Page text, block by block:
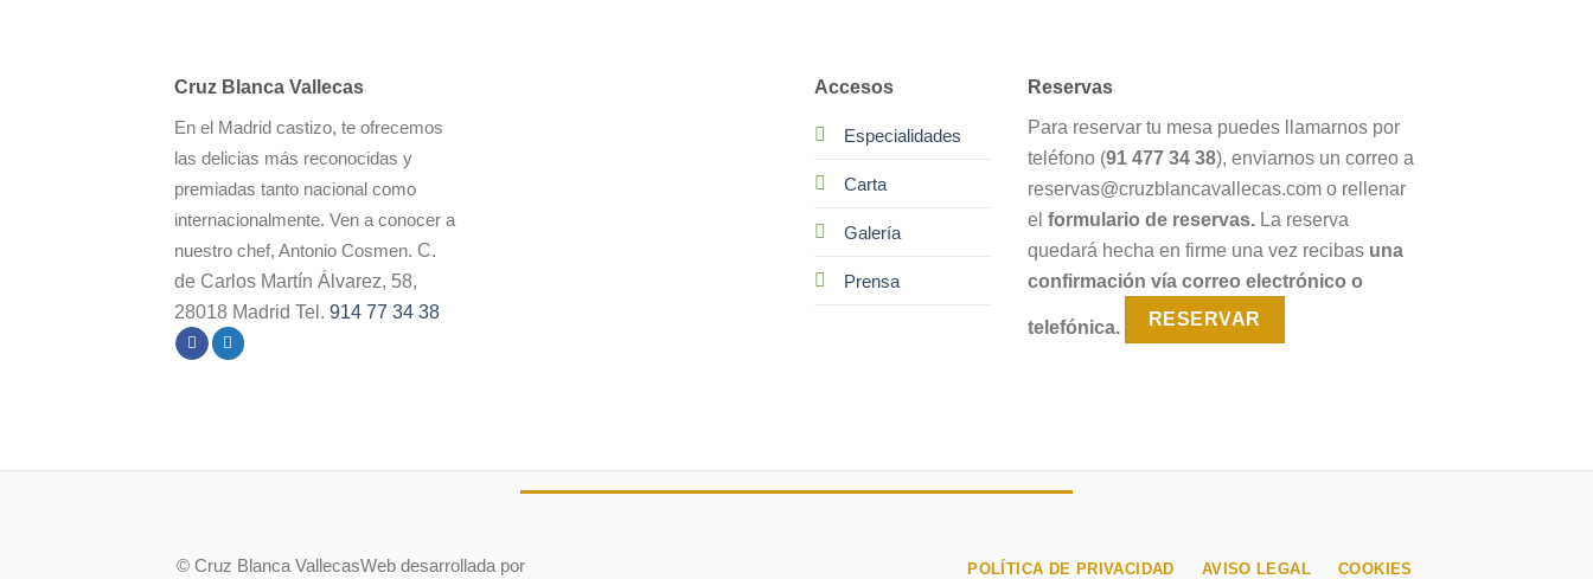
Cruz Blanca Vallecas
En el Madrid castizo, te ofrecemos
las delicias más reconocidas y
premiadas tanto nacional como
internacionalmente. Ven a conocer a
nuestro chef, Antonio Cosmen. C.
de Carlos Martín Álvarez, 58,
28018 Madrid Tel. 914 77 34 38
Accesos
Especialidades
Carta
Galería
Prensa
Reservas
Para reservar tu mesa puedes llamarnos por
teléfono (91 477 34 38), enviarnos un correo a
reservas@cruzblancavallecas.com o rellenar
el formulario de reservas. La reserva
quedará hecha en firme una vez recibas una
confirmación vía correo electrónico o
telefónica. RESERVAR
© Cruz Blanca VallecasWeb desarrollada por
POLÍTICA DE PRIVACIDAD AVISO LEGAL COOKIES